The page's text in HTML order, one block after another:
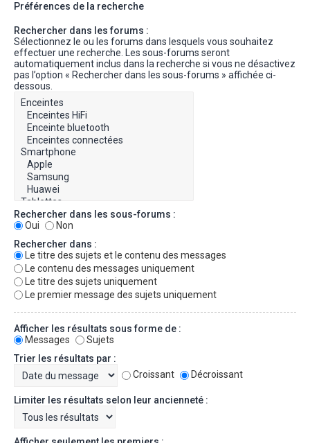
Préférences de la recherche
Rechercher dans les forums :
Sélectionnez le ou les forums dans lesquels vous souhaitez
effectuer une recherche. Les sous-forums seront
automatiquement inclus dans la recherche si vous ne désactivez
pas l’option « Rechercher dans les sous-forums » affichée ci-
dessous.
Rechercher dans les sous-forums :
Oui
Non
Rechercher dans :
Le titre des sujets et le contenu des messages
Le contenu des messages uniquement
Le titre des sujets uniquement
Le premier message des sujets uniquement
Afficher les résultats sous forme de :
Messages
Sujets
Trier les résultats par :
Croissant
Décroissant
Limiter les résultats selon leur ancienneté :